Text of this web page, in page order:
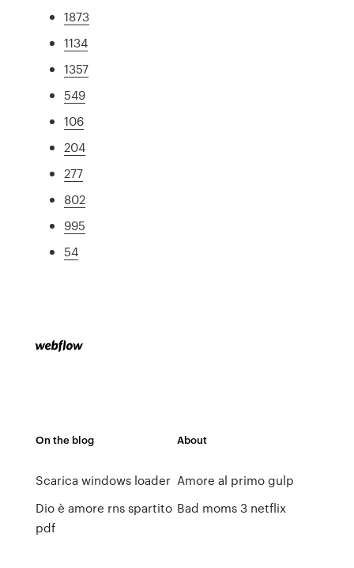
1873
1134
1357
549
106
204
277
802
995
54
On the blog
Scarica windows loader
Dio è amore rns spartito
pdf
About
Amore al primo gulp
Bad moms 3 netflix